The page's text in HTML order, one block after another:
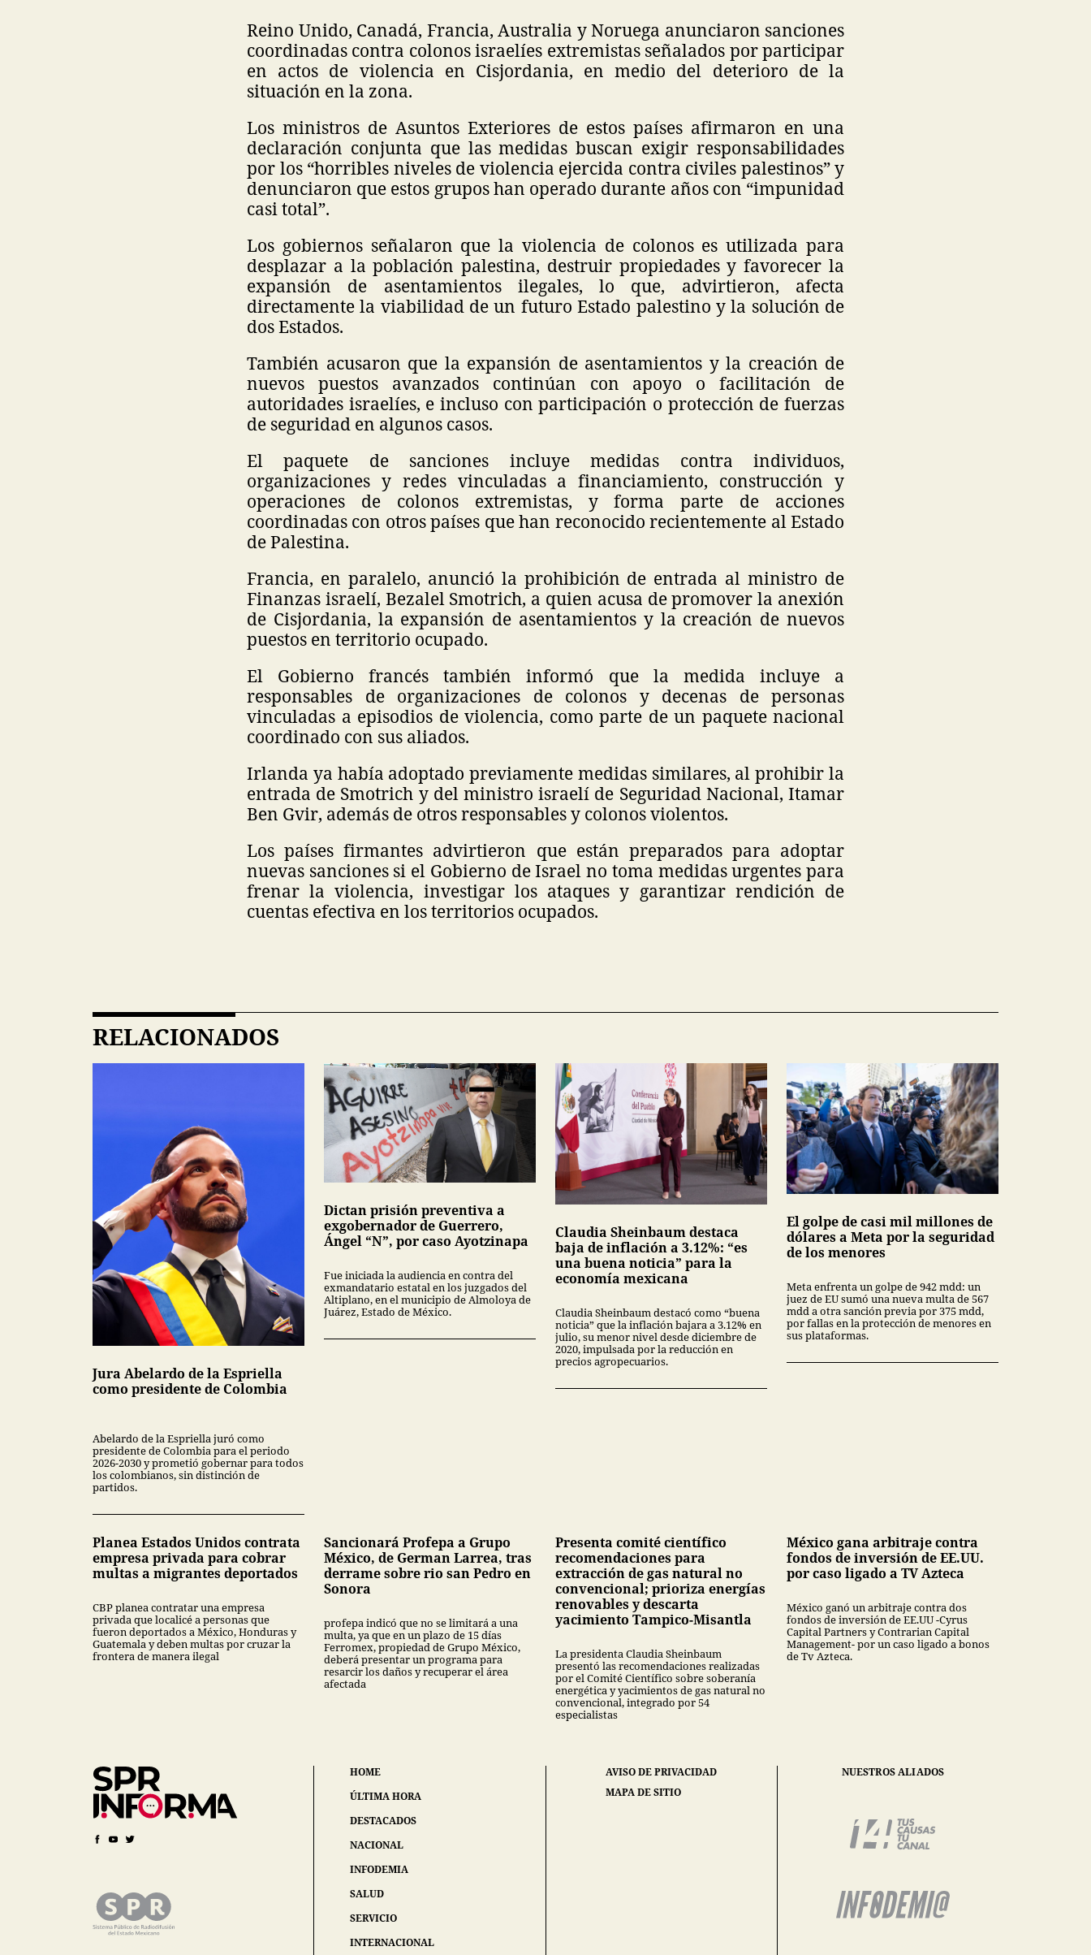
Reino Unido, Canadá, Francia, Australia y Noruega anunciaron sanciones
coordinadas contra colonos israelíes extremistas señalados por participar
en actos de violencia en Cisjordania, en medio del deterioro de la
situación en la zona.
Los ministros de Asuntos Exteriores de estos países afirmaron en una
declaración conjunta que las medidas buscan exigir responsabilidades
por los “horribles niveles de violencia ejercida contra civiles palestinos” y
denunciaron que estos grupos han operado durante años con “impunidad
casi total”.
Los gobiernos señalaron que la violencia de colonos es utilizada para
desplazar a la población palestina, destruir propiedades y favorecer la
expansión de asentamientos ilegales, lo que, advirtieron, afecta
directamente la viabilidad de un futuro Estado palestino y la solución de
dos Estados.
También acusaron que la expansión de asentamientos y la creación de
nuevos puestos avanzados continúan con apoyo o facilitación de
autoridades israelíes, e incluso con participación o protección de fuerzas
de seguridad en algunos casos.
El paquete de sanciones incluye medidas contra individuos,
organizaciones y redes vinculadas a financiamiento, construcción y
operaciones de colonos extremistas, y forma parte de acciones
coordinadas con otros países que han reconocido recientemente al Estado
de Palestina.
Francia, en paralelo, anunció la prohibición de entrada al ministro de
Finanzas israelí, Bezalel Smotrich, a quien acusa de promover la anexión
de Cisjordania, la expansión de asentamientos y la creación de nuevos
puestos en territorio ocupado.
El Gobierno francés también informó que la medida incluye a
responsables de organizaciones de colonos y decenas de personas
vinculadas a episodios de violencia, como parte de un paquete nacional
coordinado con sus aliados.
Irlanda ya había adoptado previamente medidas similares, al prohibir la
entrada de Smotrich y del ministro israelí de Seguridad Nacional, Itamar
Ben Gvir, además de otros responsables y colonos violentos.
Los países firmantes advirtieron que están preparados para adoptar
nuevas sanciones si el Gobierno de Israel no toma medidas urgentes para
frenar la violencia, investigar los ataques y garantizar rendición de
cuentas efectiva en los territorios ocupados.
RELACIONADOS
Jura Abelardo de la Espriella
como presidente de Colombia
Abelardo de la Espriella juró como
presidente de Colombia para el periodo
2026-2030 y prometió gobernar para todos
los colombianos, sin distinción de
partidos.
Dictan prisión preventiva a
exgobernador de Guerrero,
Ángel “N”, por caso Ayotzinapa
Fue iniciada la audiencia en contra del
exmandatario estatal en los juzgados del
Altiplano, en el municipio de Almoloya de
Juárez, Estado de México.
Claudia Sheinbaum destaca
baja de inflación a 3.12%: “es
una buena noticia” para la
economía mexicana
Claudia Sheinbaum destacó como “buena
noticia” que la inflación bajara a 3.12% en
julio, su menor nivel desde diciembre de
2020, impulsada por la reducción en
precios agropecuarios.
El golpe de casi mil millones de
dólares a Meta por la seguridad
de los menores
Meta enfrenta un golpe de 942 mdd: un
juez de EU sumó una nueva multa de 567
mdd a otra sanción previa por 375 mdd,
por fallas en la protección de menores en
sus plataformas.
Planea Estados Unidos contrata
empresa privada para cobrar
multas a migrantes deportados
CBP planea contratar una empresa
privada que localicé a personas que
fueron deportados a México, Honduras y
Guatemala y deben multas por cruzar la
frontera de manera ilegal
Sancionará Profepa a Grupo
México, de German Larrea, tras
derrame sobre rio san Pedro en
Sonora
profepa indicó que no se limitará a una
multa, ya que en un plazo de 15 días
Ferromex, propiedad de Grupo México,
deberá presentar un programa para
resarcir los daños y recuperar el área
afectada
Presenta comité científico
recomendaciones para
extracción de gas natural no
convencional; prioriza energías
renovables y descarta
yacimiento Tampico-Misantla
La presidenta Claudia Sheinbaum
presentó las recomendaciones realizadas
por el Comité Científico sobre soberanía
energética y yacimientos de gas natural no
convencional, integrado por 54
especialistas
México gana arbitraje contra
fondos de inversión de EE.UU.
por caso ligado a TV Azteca
México ganó un arbitraje contra dos
fondos de inversión de EE.UU -Cyrus
Capital Partners y Contrarian Capital
Management- por un caso ligado a bonos
de Tv Azteca.
HOME
ÚLTIMA HORA
DESTACADOS
NACIONAL
INFODEMIA
SALUD
SERVICIO
INTERNACIONAL
AVISO DE PRIVACIDAD
MAPA DE SITIO
NUESTROS ALIADOS